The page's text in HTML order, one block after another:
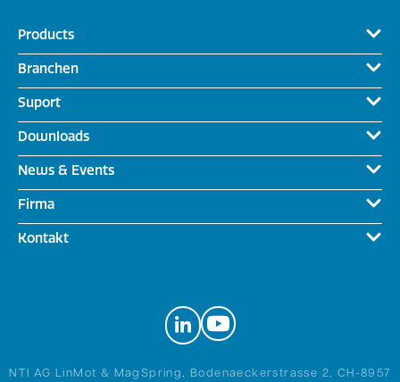
Products
Branchen
Suport
Downloads
News & Events
Firma
Kontakt
NTI AG LinMot & MagSpring, Bodenaeckerstrasse 2, CH-8957